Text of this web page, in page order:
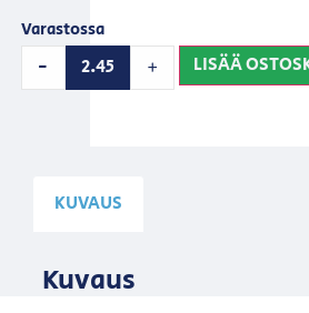
Varastossa
- + LISÄÄ
KUVAUS
Kuvaus